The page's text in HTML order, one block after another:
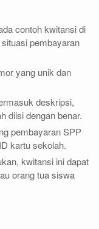
contoh kwitansi di
pembayaran
yang unik dan
deskripsi,
diisi dengan benar.
pembayaran SPP
kartu sekolah.
kwitansi ini dapat
orang tua siswa